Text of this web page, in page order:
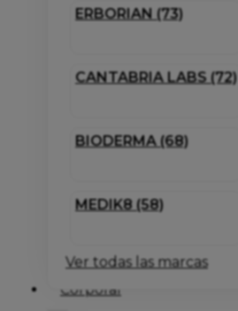
ERBORIAN (73)
CANTABRIA LABS (72)
BIODERMA (68)
MEDIK8 (58)
Ver todas las marcas
Corporal